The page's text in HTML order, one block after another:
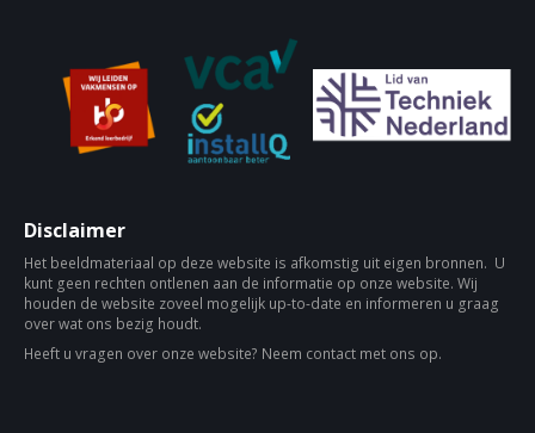
Disclaimer
Het beeldmateriaal op deze website is afkomstig uit eigen bronnen. U
kunt geen rechten ontlenen aan de informatie op onze website. Wij
houden de website zoveel mogelijk up-to-date en informeren u graag
over wat ons bezig houdt.
Heeft u vragen over onze website? Neem contact met ons op.